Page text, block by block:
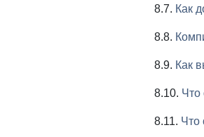
8.7. Как
8.8.
8.9. Как
8.10. Что
8.11. Что